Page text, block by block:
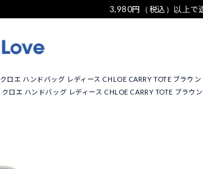
3,980円（税込）以上で
クロエ ハンドバッグ レディース CHLOE CARRY TOTE ブラウ
クロエ ハンドバッグ レディース CHLOE CARRY TOTE ブラウ